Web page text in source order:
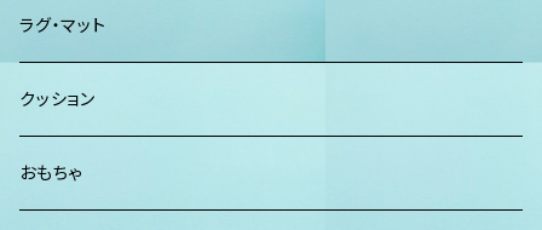
パンツ
パーカー、スウェット
Maui Mike's
TERRANOVA
スマーフ
ディフューザー
ラグ・マット
クッション
おもちゃ